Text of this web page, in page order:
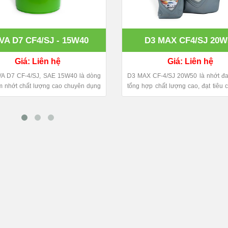
D7 CF4/SJ - 15W40
Giá: Liên hệ
D7 CF-4/SJ, SAE 15W40 là dòng
nhớt chất lượng cao chuyên dụng
cơ thuyền. NAVA D7 CF-4/SJ được
đáp ứng đầy đủ các tiêu chuẩn chất
D3 MAX CF4/SJ
Giá: Liên hệ
D3 MAX CF-4/SJ 20W50 là nhớt
tổng hợp chất lượng cao, đạt tiêu
CF-4/SJ chuyên dành cho các